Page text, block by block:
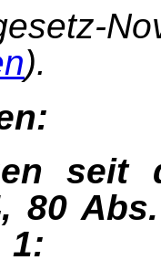
).
seit
80
1: